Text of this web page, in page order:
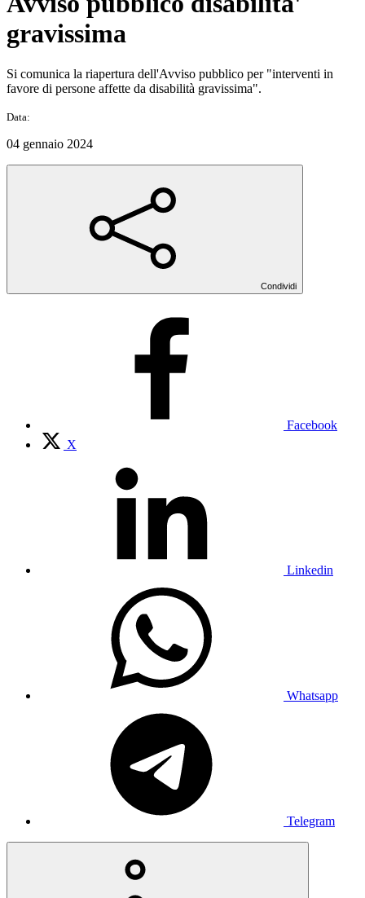
gravissima
Si comunica la riapertura dell'Avviso pubblico per "interventi in
favore di persone affette da disabilità gravissima".
Data:
04 gennaio 2024
Condividi
Facebook
X
Linkedin
Whatsapp
Telegram